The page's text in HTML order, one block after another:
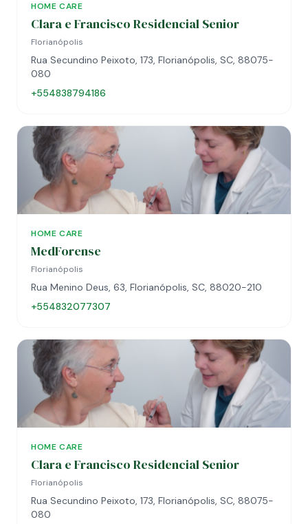
HOME CARE
Clara e Francisco Residencial Senior
Florianópolis
Rua Secundino Peixoto, 173, Florianópolis, SC, 88075-
080
+554838794186
HOME CARE
MedForense
Florianópolis
Rua Menino Deus, 63, Florianópolis, SC, 88020-210
+554832077307
HOME CARE
Clara e Francisco Residencial Senior
Florianópolis
Rua Secundino Peixoto, 173, Florianópolis, SC, 88075-
080